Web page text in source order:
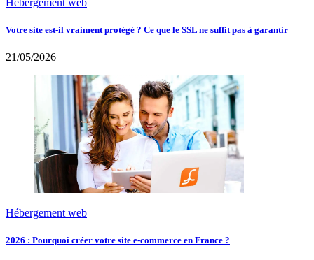
Votre site est-il vraiment protégé ? Ce que le SSL ne suffit pas à garantir
21/05/2026
Hébergement web
2026 : Pourquoi créer votre site e-commerce en France ?